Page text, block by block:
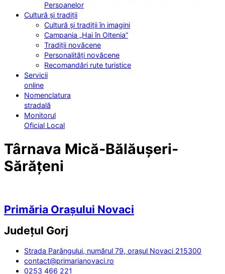
Persoanelor
Cultură și tradiții
Cultură și tradiții în imagini
Campania „Hai în Oltenia”
Tradiții novăcene
Personalități novăcene
Recomandări rute turistice
Servicii
online
Nomenclatura
stradală
Monitorul
Oficial Local
Târnava Mică-Bălăușeri-
Sărățeni
Primăria Orașului Novaci
Județul Gorj
Strada Parângului, numărul 79, orașul Novaci 215300
contact@primarianovaci.ro
0253 466 221